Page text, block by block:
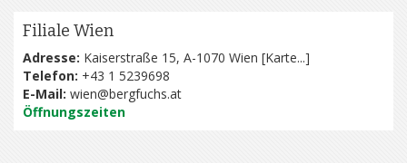
Filiale Wien
Adresse: Kaiserstraße 15, A-1070 Wien [Karte...]
Telefon: +43 1 5239698
E-Mail: wien@bergfuchs.at
Öffnungszeiten